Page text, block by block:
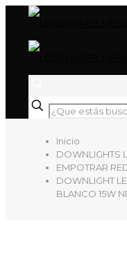
Inicio
DOWNLIGHTS
EMPOTRAR
DOWNLIGHT
BLANCO 15W